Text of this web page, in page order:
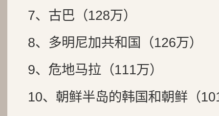
7、古巴（128万）
8、多明尼加共和国（126万）
9、危地马拉（111万）
10、朝鲜半岛的韩国和朝鲜（